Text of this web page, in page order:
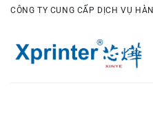
Bỏ
dung
CÔNG TY CUNG CẤP DỊCH VỤ